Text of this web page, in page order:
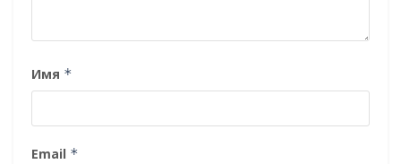
Имя *
Email *